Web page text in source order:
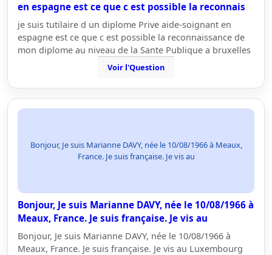
en espagne est ce que c est possible la reconnais
je suis tutilaire d un diplome Prive aide-soignant en
espagne est ce que c est possible la reconnaissance de
mon diplome au niveau de la Sante Publique a bruxelles
Voir l'Question
Bonjour, Je suis Marianne DAVY, née le 10/08/1966 à Meaux,
France. Je suis française. Je vis au
Bonjour, Je suis Marianne DAVY, née le 10/08/1966 à
Meaux, France. Je suis française. Je vis au
Bonjour, Je suis Marianne DAVY, née le 10/08/1966 à
Meaux, France. Je suis française. Je vis au Luxembourg